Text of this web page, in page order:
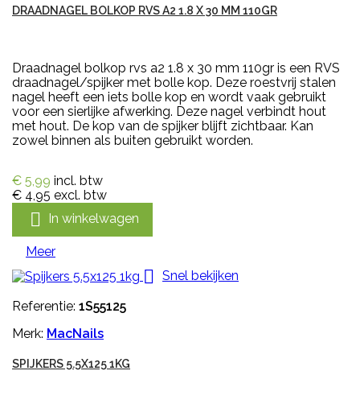
DRAADNAGEL BOLKOP RVS A2 1.8 X 30 MM 110GR
Draadnagel bolkop rvs a2 1.8 x 30 mm 110gr is een RVS
draadnagel/spijker met bolle kop. Deze roestvrij stalen
nagel heeft een iets bolle kop en wordt vaak gebruikt
voor een sierlijke afwerking. Deze nagel verbindt hout
met hout. De kop van de spijker blijft zichtbaar. Kan
zowel binnen als buiten gebruikt worden.
€ 5,99 incl. btw
€ 4,95 excl. btw
 In winkelwagen
Meer
 Snel bekijken
Referentie: 1S55125
Merk: MacNails
SPIJKERS 5.5X125 1KG